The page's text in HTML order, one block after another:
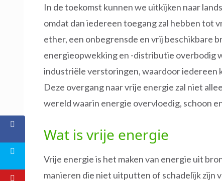
In de toekomst kunnen we uitkijken naar
omdat dan iedereen toegang zal hebben tot
ether, een onbegrensde en vrij beschikbare
energieopwekking en -distributie overbodig
industriële verstoringen, waardoor iedereen
Deze overgang naar vrije energie zal niet
wereld waarin energie overvloedig, schoon
Wat is vrije energie
Vrije energie is het maken van energie uit
manieren die niet uitputten of schadelijk zijn